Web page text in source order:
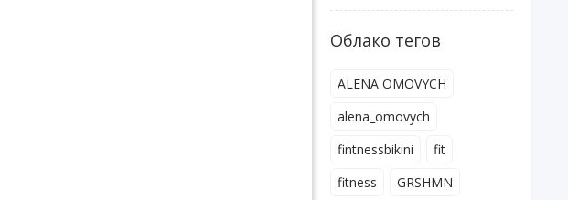
Облако тегов
ALENA OMOVYCH
alena_omovych
fintnessbikini
fit
fitness
GRSHMN